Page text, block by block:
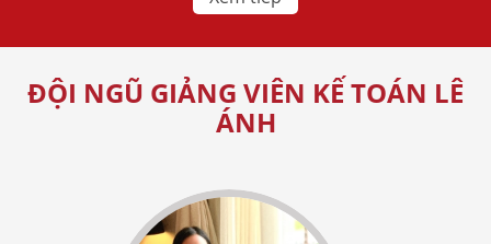
ĐỘI NGŨ GIẢNG VIÊN KẾ TOÁN LÊ
ÁNH